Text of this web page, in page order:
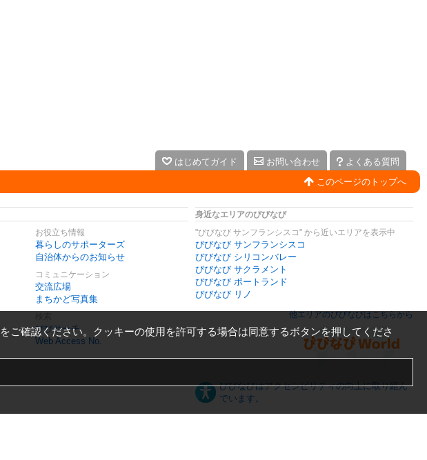
はじめてガイド お問い合わせ
よくある質問
このページのトップへ
お役立ち情報
暮らしのサポーターズ
自治体からのお知らせ
コミュニケーション
交流広場
まちかど写真集
びびサーチ
Web Access No.
身近なエリアのびびなび
"びびなび サンフランシスコ" から近いエリアを表示中
びびなび サンフランシスコ
びびなび シリコンバレー
びびなび サクラメント
びびなび ポートランド
びびなび リノ
他エリアのびびなびはこちらから
びびなびはアクセシビリティの向上に取り組ん
でいます。
をご確認ください。クッキーの使用を許可する場合は同意するボタンを押してくださ